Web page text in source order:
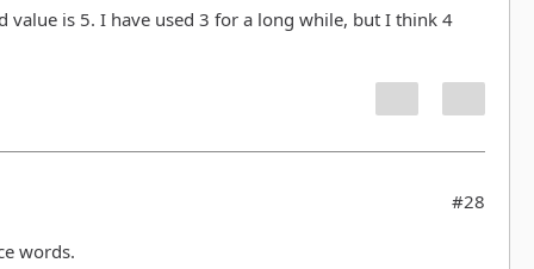
value is 5. I have used 3 for a long while, but I think 4
#28
words.